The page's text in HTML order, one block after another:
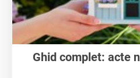
Ghid complet: acte